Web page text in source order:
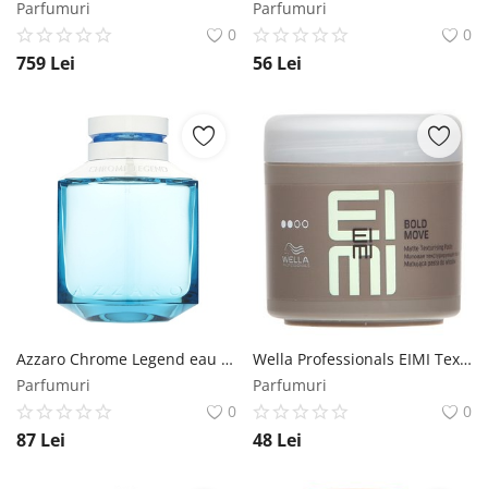
Parfumuri
0
759 Lei
Parfumuri
0
56 Lei
Azzaro Chrome Legend eau de Toilette pentru barbati 75 ml Azzaro
Parfumuri
0
87 Lei
Wella Professionals EIMI Texture Bold Move pasta modelatoare 150 ml Wella Professionals
Parfumuri
0
48 Lei